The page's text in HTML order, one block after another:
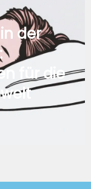
der
für die